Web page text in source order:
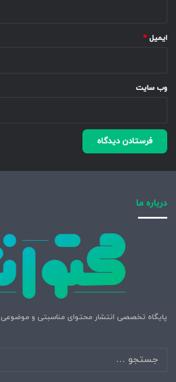
ایمیل *
وب‌ سایت
درباره ما
پایگاه تخصصی انتشار محتوای مناسبتی و موضوعی